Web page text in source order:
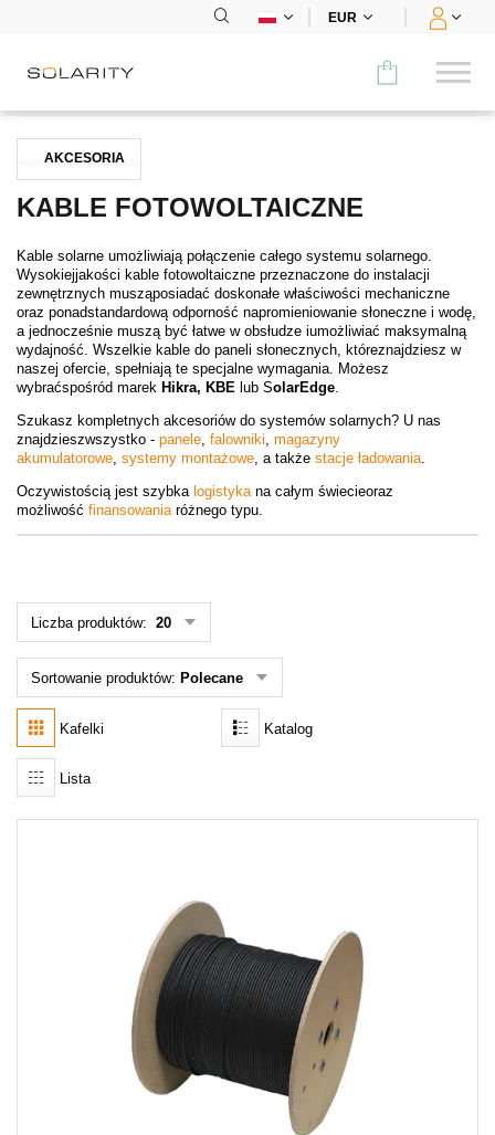
EUR
KATEGORIA
Falowniki
Akumulatory
E-mobilność
Systemy montażowe
Akcesoria
KONTAKTY
MENU UŻYTKOWNIKA
Menu
Zaloguj się
AKCESORIA
KABLE FOTOWOLTAICZNE
Kable solarne umożliwiają połączenie całego systemu solarnego.
Wysokiejjakości kable fotowoltaiczne przeznaczone do instalacji
zewnętrznych musząposiadać doskonałe właściwości mechaniczne
oraz ponadstandardową odporność napromieniowanie słoneczne i wodę,
a jednocześnie muszą być łatwe w obsłudze iumożliwiać maksymalną
wydajność. Wszelkie kable do paneli słonecznych, któreznajdziesz w
naszej ofercie, spełniają te specjalne wymagania. Możesz
wybraćspośród marek Hikra, KBE lub SolarEdge.
Szukasz kompletnych akcesoriów do systemów solarnych? U nas
znajdzieszwszystko - panele, falowniki, magazyny
akumulatorowe, systemy montażowe, a także stacje ładowania.
Oczywistością jest szybka logistykana całym świecieoraz
możliwość finansowaniaróżnego typu.
Liczba produktów: 20
Sortowanie produktów: Polecane
Kafelki Katalog
Lista